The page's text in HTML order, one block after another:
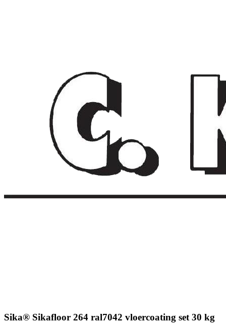
Sika® Sikafloor 264 ral7042 vloercoating set 30 kg